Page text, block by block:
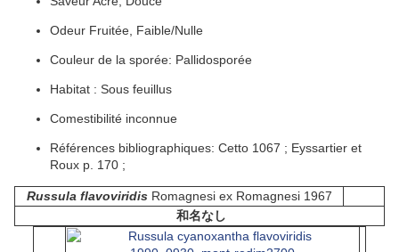
Odeur Fruitée, Faible/Nulle
Couleur de la sporée: Pallidosporée
Habitat : Sous feuillus
Comestibilité inconnue
Références bibliographiques: Cetto 1067 ; Eyssartier et
Roux p. 170 ;
Russula flavoviridis Romagnesi ex Romagnesi 1967
和名なし